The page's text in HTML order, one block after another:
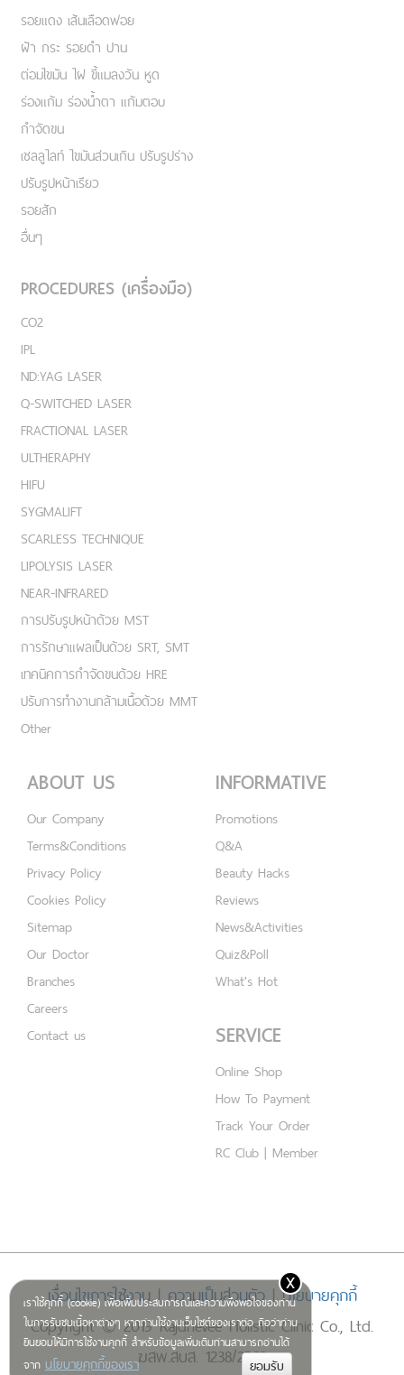
เราใช้คุกกี้ (cookie) เพื่อเพิ่มประสบการณ์และความพึงพอใจของท่าน
ในการรับชมเนื้อหาต่างๆ หากท่านใช้งานเว็บไซต์ของเราต่อ ถือว่าท่าน
ยินยอมให้มีการใช้งานคุกกี้ สำหรับข้อมูลเพิ่มเติมท่านสามารถอ่านได้
จาก นโยบายคุกกี้ของเรา
x
รอยแดง เส้นเลือดฟอย
ฝ้า กระ รอยดำ ปาน
ต่อมไขมัน ไฝ ขี้แมลงวัน หูด
ร่องแก้ม ร่องน้ำตา แก้มตอบ
กำจัดขน
เชลลูไลท์ ไขมันส่วนเกิน ปรับรูปร่าง
ปรับรูปหน้าเรียว
รอยสัก
อื่นๆ
PROCEDURES (เครื่องมือ)
CO2
IPL
ND:YAG LASER
Q-SWITCHED LASER
FRACTIONAL LASER
ULTHERAPHY
HIFU
SYGMALIFT
SCARLESS TECHNIQUE
LIPOLYSIS LASER
NEAR-INFRARED
การปรับรูปหน้าด้วย MST
การรักษาแผลเป็นด้วย SRT, SMT
เทคนิคการกำจัดขนด้วย HRE
ปรับการทำงานกล้ามเนื้อด้วย MMT
Other
ABOUT US
Our Company
Terms&Conditions
Privacy Policy
Cookies Policy
Sitemap
Our Doctor
Branches
Careers
Contact us
INFORMATIVE
Promotions
Q&A
Beauty Hacks
Reviews
News&Activities
Quiz&Poll
What's Hot
SERVICE
Online Shop
How To Payment
Track Your Order
RC Club | Member
เงื่อนไขการใช้งาน|ความเป็นส่วนตัว|นโยบายคุกกี้
Copyright © 2019 Rajdhevee Holistic Clinic Co., Ltd.
ฆสพ.สบส. 1238/2562